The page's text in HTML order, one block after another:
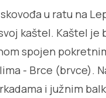
u ratu na
kaštel. Kaštel je
spojen
- Brce (brvce).
i južnim